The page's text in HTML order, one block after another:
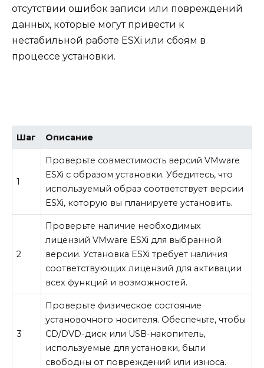
отсутствии ошибок записи или повреждений
данных, которые могут привести к
нестабильной работе ESXi или сбоям в
процессе установки.
Шаг Описание
1
Проверьте совместимость версий VMware
ESXi с образом установки. Убедитесь, что
используемый образ соответствует версии
ESXi, которую вы планируете установить.
2
Проверьте наличие необходимых
лицензий VMware ESXi для выбранной
версии. Установка ESXi требует наличия
соответствующих лицензий для активации
всех функций и возможностей.
3
Проверьте физическое состояние
установочного носителя. Обеспечьте, чтобы
CD/DVD-диск или USB-накопитель,
используемые для установки, были
свободны от повреждений или износа.